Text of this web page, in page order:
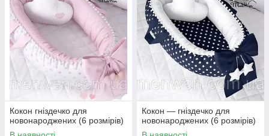
Кокон гніздечко для
новонароджених (6 розмірів)
Кокон — гніздечко для
новонароджених (6 розмірів)